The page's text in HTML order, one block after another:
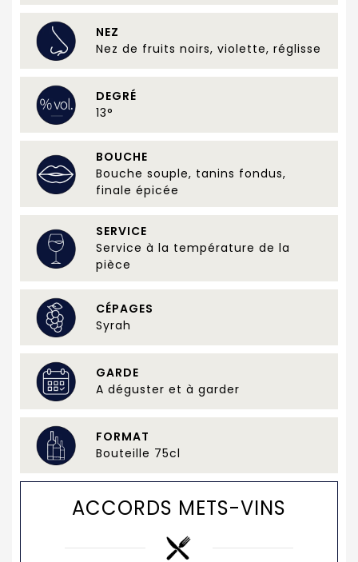
NEZ
Nez de fruits noirs, violette, réglisse
DEGRÉ
13°
BOUCHE
Bouche souple, tanins fondus,
finale épicée
SERVICE
Service à la température de la
pièce
CÉPAGES
Syrah
GARDE
A déguster et à garder
FORMAT
Bouteille 75cl
ACCORDS METS-VINS